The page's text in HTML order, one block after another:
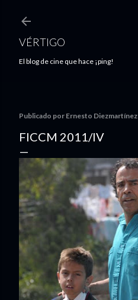
VÉRTIGO
El blog de cine que hace ¡ping!
Publicado por Ernesto Diezmartínez
FICCM 2011/IV